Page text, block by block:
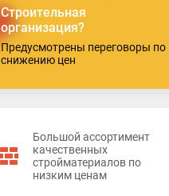
Строительная
организация?
Предусмотрены переговоры по
снижению цен
Большой ассортимент
качественных
стройматериалов по
низким ценам